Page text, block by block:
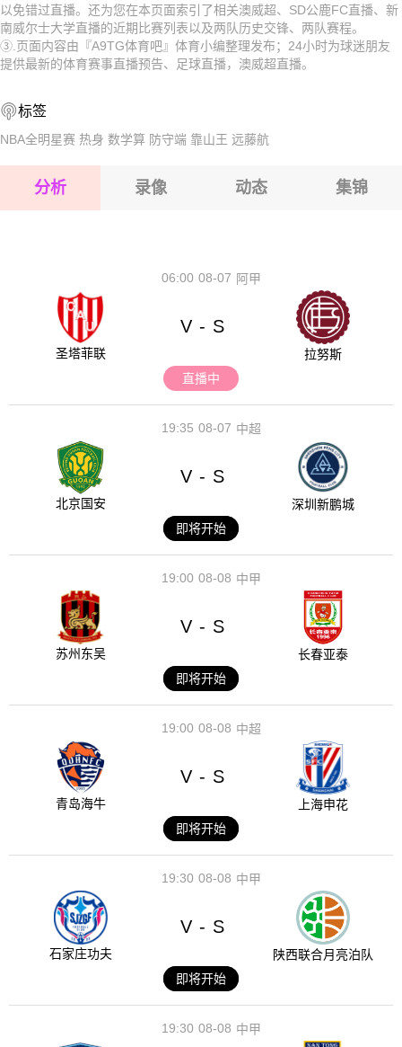
2026-08-15 【澳威超】 SD公鹿FCVS新南威尔士大学
2026-08-15 【澳威超】 SD公鹿FCVS新南威尔士大学
2026-08-15 【澳威超】 SD公鹿FCVS新南威尔士大学
2026-08-15 【澳威超】 SD公鹿FCVS新南威尔士大学
2026-08-15 【澳威超】 SD公鹿FCVS新南威尔士大学
以免错过直播。还为您在本页面索引了相关澳威超、SD公鹿FC直播、新
南威尔士大学直播的近期比赛列表以及两队历史交锋、两队赛程。
③.页面内容由『A9TG体育吧』体育小编整理发布；24小时为球迷朋友
提供最新的体育赛事直播预告、足球直播，澳威超直播。
标签
NBA全明星赛 热身 数学算 防守端 靠山王 远藤航
分析 录像 动态 集锦
08-07
06:00 阿甲
圣塔菲联
V - S
拉努斯
直播中
08-07
19:35 中超
北京国安
V - S
深圳新鹏城
即将开始
08-08
19:00 中甲
苏州东吴
V - S
长春亚泰
即将开始
08-08
19:00 中超
青岛海牛
V - S
上海申花
即将开始
08-08
19:30 中甲
石家庄功夫
V - S
陕西联合月亮泊队
即将开始
08-08
19:30 中甲